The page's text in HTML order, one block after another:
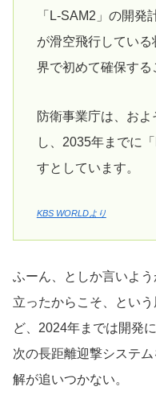
「L-SAM2」の開発
が滑空飛行してい
界で初めて確保する
防衛事業庁は、お
し、2035年までに
すとしています。
KBS WORLDより
ふーん、としか言いよ
立ったからこそ、とい
ど、2024年までは開発
次の長距離迎撃システ
解が追いつかない。